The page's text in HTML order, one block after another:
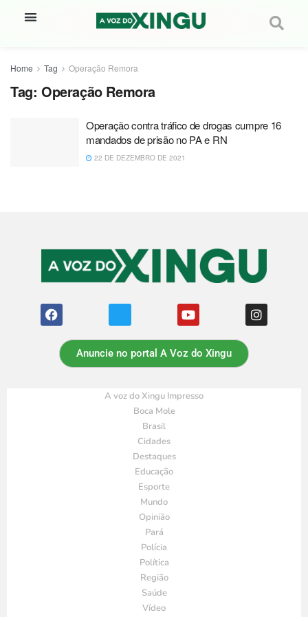
Home Tag Operação Remora
Tag: Operação Remora
Operação contra tráfico de drogas cumpre 16
mandados de prisão no PA e RN
22 DE DEZEMBRO DE 2021
Anuncie no portal A Voz do Xingu
A voz do Xingu Impresso
Boca Mole
Brasil
Cidades
Destaques
Educação
Esporte
Mundo
Opinião
Pará
Polícia
Política
Região
Saúde
Vídeo